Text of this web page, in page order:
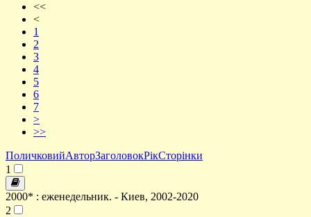
<<
<
1
2
3
4
5
6
7
>
>>
ПоличковийАвторЗаголовокРікСторінки
1
2000* : еженедельник. - Киев, 2002-2020
2